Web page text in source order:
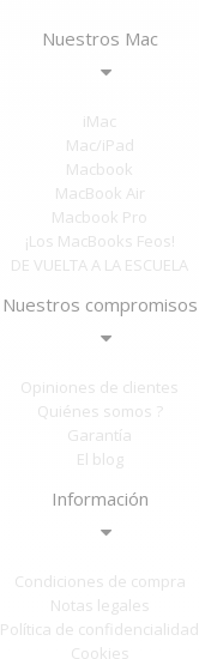
Nuestros Mac
iMac
Mac/iPad
Macbook
MacBook Air
Macbook Pro
¡Los MacBooks Feos!
DE VUELTA A LA ESCUELA
Nuestros compromisos
Opiniones de clientes
Quiénes somos ?
Garantía
El blog
Información
Condiciones de compra
Notas legales
Política de confidencialidad
Cookies